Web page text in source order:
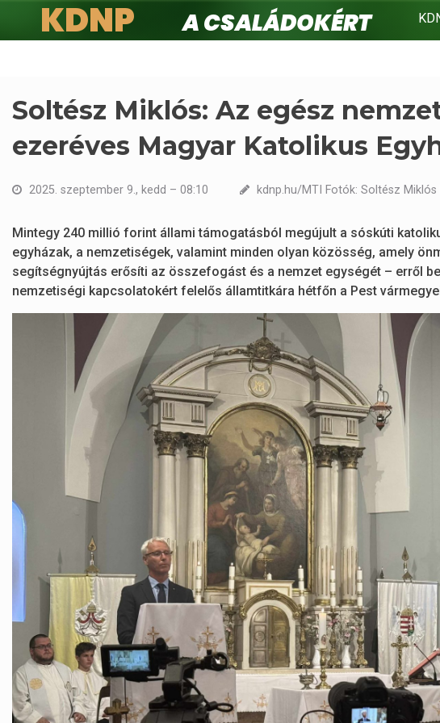
KDNP
A családokért.
Soltész Miklós: Az egész
ezeréves Magyar Katolikus
2025. szeptember 9., kedd – 08:10 kdnp.hu/MTI Fotók: Soltész
Mintegy 240 millió forint állami támogatásból megújult a sóskúti
egyházak, a nemzetiségek, valamint minden olyan közösség, amely
segítségnyújtás erősíti az összefogást és a nemzet egységét – erről
nemzetiségi kapcsolatokért felelős államtitkára hétfőn a Pest